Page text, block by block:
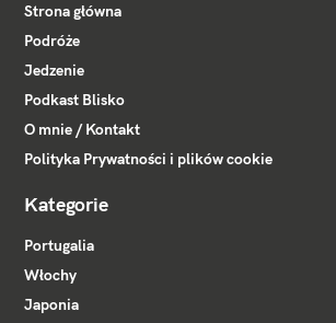
Strona główna
Podróże
Jedzenie
Podkast Blisko
O mnie / Kontakt
Polityka Prywatności i plików cookie
Kategorie
Portugalia
Włochy
Japonia